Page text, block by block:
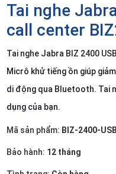
Tai nghe
call center
Tai nghe Jabra BIZ 2400
Micrô khử tiếng ồn giúp
di động qua Bluetooth. Tai
dụng của bạn.
Mã sản phẩm: BIZ-2400-
Bảo hành: 12 tháng